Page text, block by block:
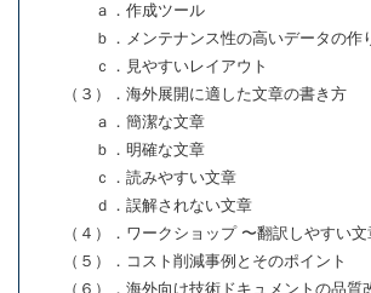
ａ．作成ツール
ｂ．メンテナンス性の高いデータの作
ｃ．見やすいレイアウト
（３）．海外展開に適した文章の書き方
ａ．簡潔な文章
ｂ．明確な文章
ｃ．読みやすい文章
ｄ．誤解されない文章
（４）．ワークショップ 〜翻訳しやすい文
（５）．コスト削減事例とそのポイント
（６）．海外向け技術ドキュメントの品質